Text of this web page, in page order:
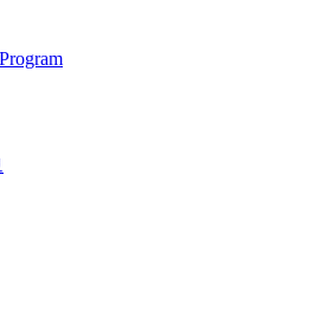
을 출시하세요.
간소화하세요.